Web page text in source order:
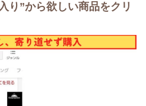
り”から欲しい商品をクリ